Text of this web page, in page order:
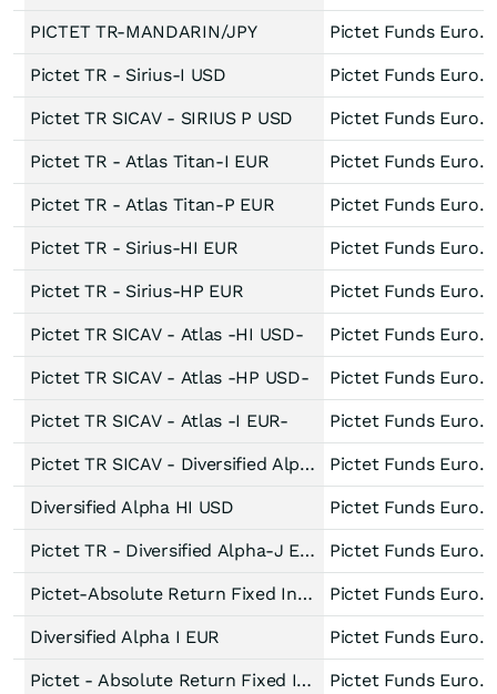
PICTET TR-MANDARIN/JPY Pictet Funds Europe
Pictet TR - Sirius-I USD Pictet Funds Europe
Pictet TR SICAV - SIRIUS P USD Pictet Funds Europe
Pictet TR - Atlas Titan-I EUR Pictet Funds Europe
Pictet TR - Atlas Titan-P EUR Pictet Funds Europe
Pictet TR - Sirius-HI EUR Pictet Funds Europe
Pictet TR - Sirius-HP EUR Pictet Funds Europe
Pictet TR SICAV - Atlas -HI USD- Pictet Funds Europe
Pictet TR SICAV - Atlas -HP USD- Pictet Funds Europe
Pictet TR SICAV - Atlas -I EUR- Pictet Funds Europe
Pictet TR SICAV - Diversified Alpha -HJ USD- Pictet Funds Europe
Diversified Alpha HI USD Pictet Funds Europe
Pictet TR - Diversified Alpha-J EUR Pictet Funds Europe
Pictet-Absolute Return Fixed Income I USD Pictet Funds Europe
Diversified Alpha I EUR Pictet Funds Europe
Pictet - Absolute Return Fixed Income-P dy USD Pictet Funds Europe